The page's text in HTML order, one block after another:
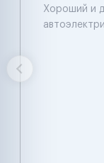
Хороший и